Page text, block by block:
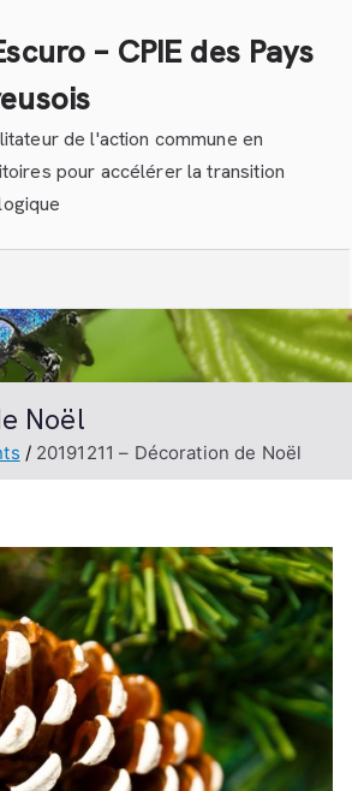
– CPIE des Pays
de l'action commune en
pour accélérer la transition
Noël
20191211 – Décoration de Noël